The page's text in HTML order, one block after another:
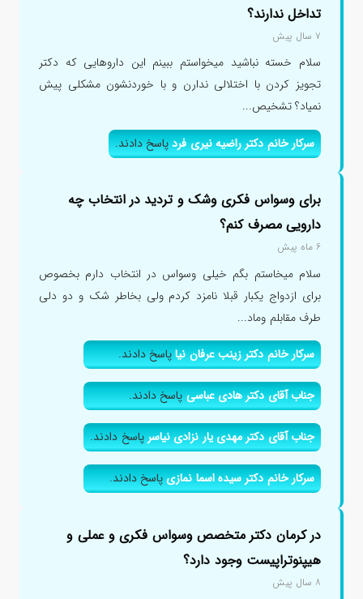
تداخل ندارند؟
۷ سال پیش
سلام خسته نباشید میخواستم ببینم این داروهایی که دکتر
تجویز کردن با اختلالی ندارن و با خوردنشون مشکلی پیش
نمیاد؟ تشخیص...
سرکار خانم دکتر راضیه نیری فردپاسخ دادند.
برای وسواس فکری وشک و تردید در انتخاب چه
دارویی مصرف کنم؟
۶ ماه پیش
سلام میخاستم بگم خیلی وسواس در انتخاب دارم بخصوص
برای ازدواج یکبار قبلا نامزد کردم ولی بخاطر شک و دو دلی
طرف مقابلم وماد...
سرکار خانم دکتر زینب عرفان نیاپاسخ دادند.
جناب آقای دکتر هادی عباسیپاسخ دادند.
جناب آقای دکتر مهدی یار نزادی نیاسرپاسخ دادند.
سرکار خانم دکتر سیده اسما نمازیپاسخ دادند.
در کرمان دکتر متخصص وسواس فکری و عملی و
هیپنوتراپیست وجود دارد؟
۸ سال پیش